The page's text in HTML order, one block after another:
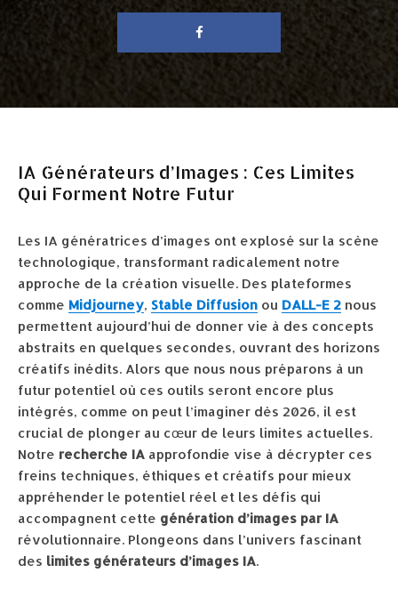
IA Générateurs d’Images : Ces Limites
Qui Forment Notre Futur
Les IA génératrices d’images ont explosé sur la scène
technologique, transformant radicalement notre
approche de la création visuelle. Des plateformes
comme Midjourney, Stable Diffusion ou DALL-E 2 nous
permettent aujourd’hui de donner vie à des concepts
abstraits en quelques secondes, ouvrant des horizons
créatifs inédits. Alors que nous nous préparons à un
futur potentiel où ces outils seront encore plus
intégrés, comme on peut l’imaginer dès 2026, il est
crucial de plonger au cœur de leurs limites actuelles.
Notre recherche IA approfondie vise à décrypter ces
freins techniques, éthiques et créatifs pour mieux
appréhender le potentiel réel et les défis qui
accompagnent cette génération d’images par IA
révolutionnaire. Plongeons dans l’univers fascinant
des limites générateurs d’images IA.